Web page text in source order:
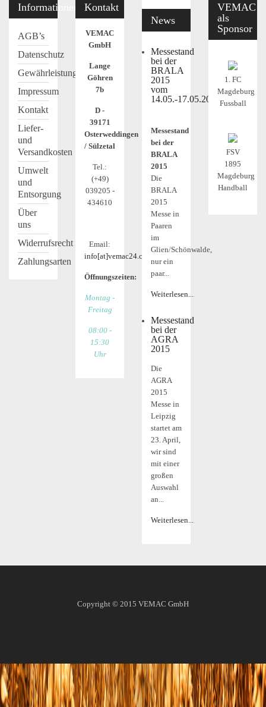
Informationen
AGB’s
Datenschutz
Gewährleistung
Impressum
Kontakt
Liefer-
und
Versandkosten
Umwelt
und
Entsorgung
Über
uns
Widerrufsrecht
Zahlungsarten
Kontakt
VEMAC
GmbH
Lange
Göhren
7b
D -
39171
Osterweddingen
/ Sülzetal
Tel.:
(+49)
039205 -
434610
Email:
info[at]vemac24.com
Öffnungszeiten:
Montag -
Freitag
08:00 -
15:30
Uhr
News
Messestand
bei der
BRALA
2015
vom
14.05.-17.05.2015
Messestand
bei der
BRALA
2015
Die
BRALA
2015
Messe in
Paaren
im
Glien/Schönwalde,
nur ein
paar...
Weiterlesen...
Messestand
bei der
AGRA
2015
Die
AGRA
2015
Messe in
Leipzig
startet am
23. April,
wir sind
mit einer
großen
Auswahl
an...
Weiterlesen...
VEMAC
als
Sponsor
1. FC
Magdeburg
Fussball
FSV
1895
Magdeburg
Handball
Copyright © 2015 VEMAC GmbH